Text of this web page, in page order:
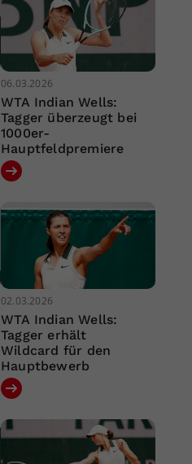
06.03.2026
WTA Indian Wells:
Tagger überzeugt bei
1000er-
Hauptfeldpremiere
02.03.2026
WTA Indian Wells:
Tagger erhält
Wildcard für den
Hauptbewerb